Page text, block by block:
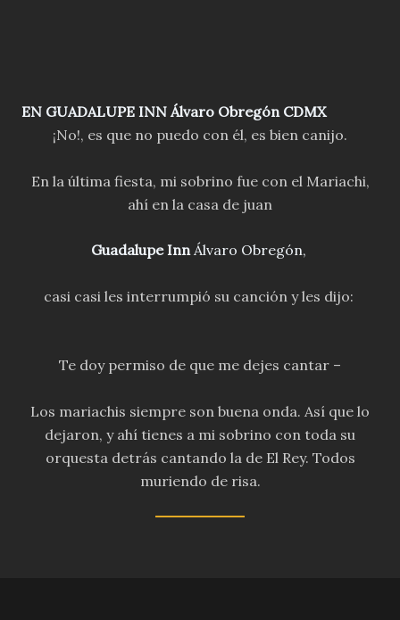
EN GUADALUPE INN Álvaro Obregón CDMX
¡No!, es que no puedo con él, es bien canijo.
En la última fiesta, mi sobrino fue con el Mariachi,
ahí en la casa de juan
Guadalupe InnÁlvaro Obregón,
casi casi les interrumpió su canción y les dijo:
Te doy permiso de que me dejes cantar –
Los mariachis siempre son buena onda. Así que lo
dejaron, y ahí tienes a mi sobrino con toda su
orquesta detrás cantando la de El Rey. Todos
muriendo de risa.